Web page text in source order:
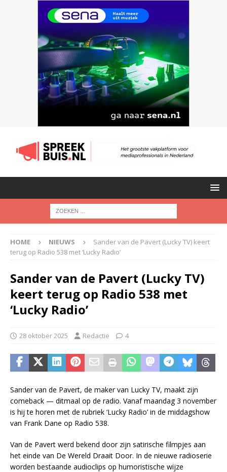
HOME NIEUWS
Sander van de Pavert (Lucky TV) keert
terug op Radio 538 met ‘Lucky Radio’
Sander van de Pavert (Lucky TV)
keert terug op Radio 538 met
‘Lucky Radio’
28 oktober 2025 Redactie 4
Sander van de Pavert, de maker van Lucky TV, maakt zijn
comeback — ditmaal op de radio. Vanaf maandag 3 november
is hij te horen met de rubriek ‘Lucky Radio’ in de middagshow
van Frank Dane op Radio 538.
Van de Pavert werd bekend door zijn satirische filmpjes aan
het einde van De Wereld Draait Door. In de nieuwe radioserie
worden bestaande audioclips op humoristische wijze